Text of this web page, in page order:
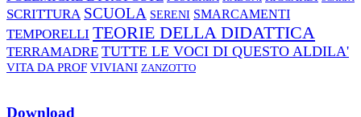
SCRITTURA SCUOLA SERENI SMARCAMENTI
TEMPORELLI TEORIE DELLA DIDATTICA
TERRAMADRE TUTTE LE VOCI DI QUESTO ALDILA'
VITA DA PROF VIVIANI ZANZOTTO
Download